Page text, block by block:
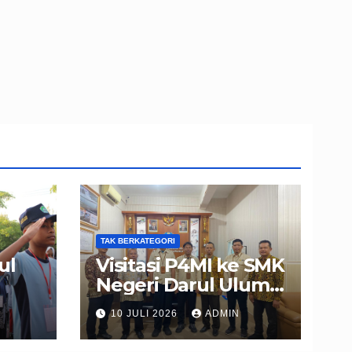
TAK BERKATEGORI
Visitasi P4MI ke SMK
Negeri Darul Ulum
Muncar
Banyuwangi
Perkuat Sinergi
10 JULI 2026 ADMIN